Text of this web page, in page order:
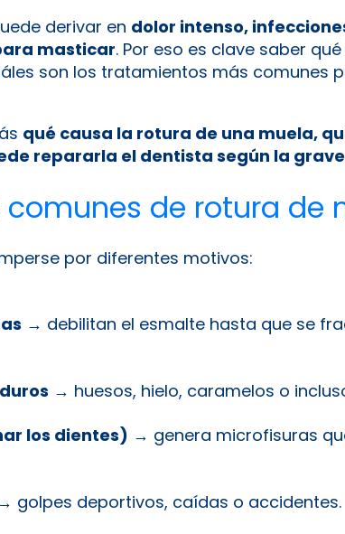
derivar en dolor intenso,
masticar. Por eso es clave saber
son los tratamientos más comunes
qué causa la rotura de una muela,
repararla el dentista según la
de rotura de
por diferentes motivos:
→ debilitan el esmalte hasta que se
→ huesos, hielo, caramelos o
los dientes) → genera microfisuras
→ golpes deportivos, caídas o accidentes.